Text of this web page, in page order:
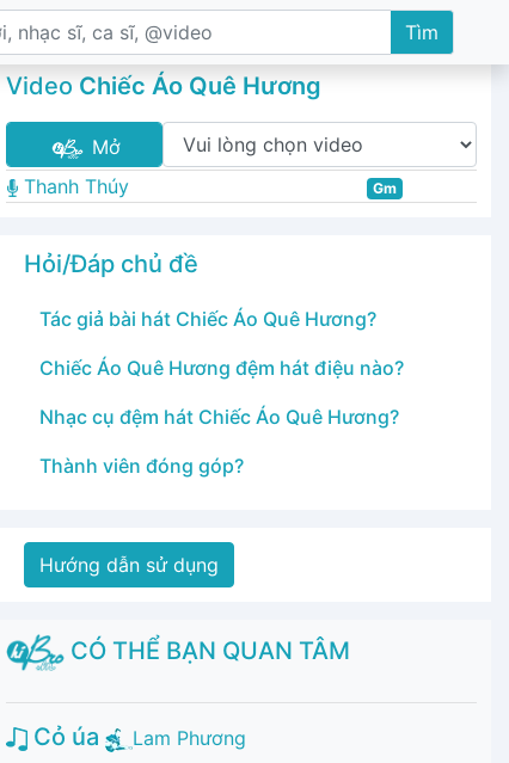
Tìm
Video Chiếc Áo Quê Hương
Mở
Thanh Thúy
Gm
Hỏi/Đáp chủ đề
Tác giả bài hát Chiếc Áo Quê Hương?
Chiếc Áo Quê Hương đệm hát điệu nào?
Nhạc cụ đệm hát Chiếc Áo Quê Hương?
Thành viên đóng góp?
Hướng dẫn sử dụng
CÓ THỂ BẠN QUAN TÂM
Cỏ úa
Lam Phương